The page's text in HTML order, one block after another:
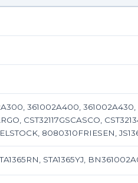
361002A400, 361002A430,
CST32117GSCASCO,
8080310FRIESEN,
STA1365YJ,